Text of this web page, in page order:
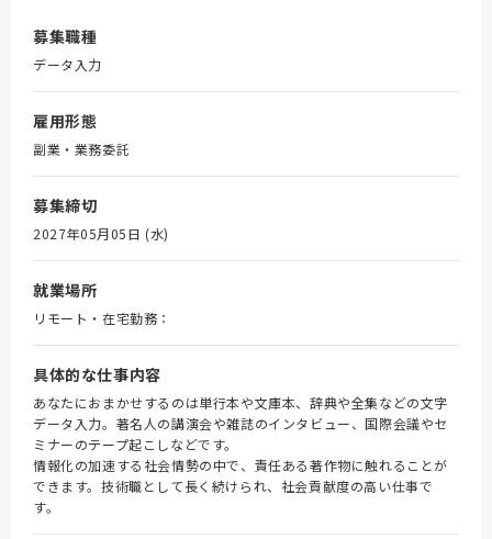
募集職種
データ入力
雇用形態
副業・業務委託
募集締切
2027年05月05日 (水)
就業場所
リモート・在宅勤務：
具体的な仕事内容
あなたにおまかせするのは単行本や文庫本、辞典や全集などの文字
データ入力。著名人の講演会や雑誌のインタビュー、国際会議やセ
ミナーのテープ起こしなどです。
情報化の加速する社会情勢の中で、責任ある著作物に触れることが
できます。技術職として長く続けられ、社会貢献度の高い仕事で
す。